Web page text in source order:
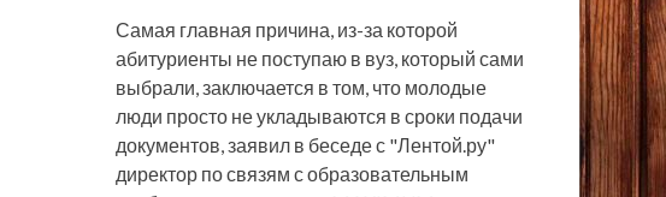
Самая главная причина, из-за которой
абитуриенты не поступаю в вуз, который сами
выбрали, заключается в том, что молодые
люди просто не укладываются в сроки подачи
документов, заявил в беседе с "Лентой.ру"
директор по связям с образовательным